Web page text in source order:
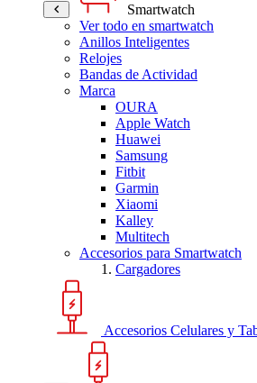
Smartwatch
Ver todo en smartwatch
Anillos Inteligentes
Relojes
Bandas de Actividad
Marca
OURA
Apple Watch
Huawei
Samsung
Fitbit
Garmin
Xiaomi
Kalley
Multitech
Accesorios para Smartwatch
Cargadores
Accesorios Celulares y